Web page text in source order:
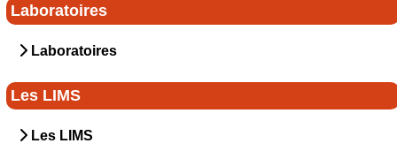
Laboratoires
Laboratoires
Les LIMS
Les LIMS